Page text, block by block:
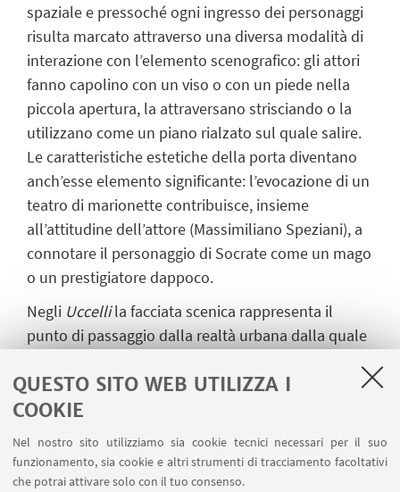
QUESTO SITO WEB UTILIZZA I
COOKIE
Nel nostro sito utilizziamo sia cookie tecnici necessari per il suo
funzionamento, sia cookie e altri strumenti di tracciamento facoltativi
che potrai attivare solo con il tuo consenso.
spaziale e pressoché ogni ingresso dei personaggi
risulta marcato attraverso una diversa modalità di
interazione con l’elemento scenografico: gli attori
fanno capolino con un viso o con un piede nella
piccola apertura, la attraversano strisciando o la
utilizzano come un piano rialzato sul quale salire.
Le caratteristiche estetiche della porta diventano
anch’esse elemento significante: l’evocazione di un
teatro di marionette contribuisce, insieme
all’attitudine dell’attore (Massimiliano Speziani), a
connotare il personaggio di Socrate come un mago
o un prestigiatore dappoco.
Negli Uccellila facciata scenica rappresenta il
punto di passaggio dalla realtà urbana dalla quale
fantastica dello spazio aereo (si veda la Sezione 1).
Il testo insiste dunque sull’aspetto silvestre e
raro che questo dettaglio emerga anche nelle
scenografie. NegliUccellidi Federico Tiezzi (2005),